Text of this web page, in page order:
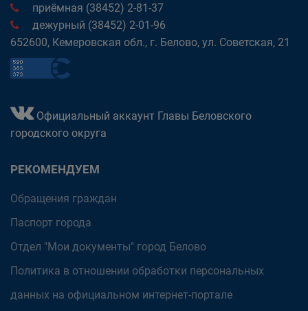
приёмная (38452) 2-81-37
дежурный (38452) 2-01-96
652600, Кемеровская обл., г. Белово, ул. Советская, 21
Официальный аккаунт Главы Беловского
городского округа
РЕКОМЕНДУЕМ
Обращения граждан
Паспорт города
Отдел "Мои документы" город Белово
Политика в отношении обработки персональных
данных на официальном интернет-портале